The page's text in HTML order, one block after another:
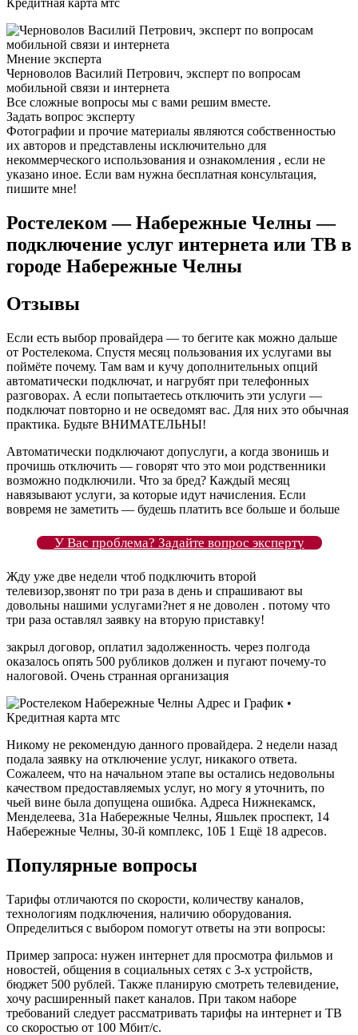
Мнение эксперта
Черноволов Василий Петрович, эксперт по вопросам
мобильной связи и интернета
Все сложные вопросы мы с вами решим вместе.
Задать вопрос эксперту
Фотографии и прочие материалы являются собственностью
их авторов и представлены исключительно для
некоммерческого использования и ознакомления , если не
указано иное. Если вам нужна бесплатная консультация,
пишите мне!
Ростелеком — Набережные Челны —
подключение услуг интернета или ТВ в
городе Набережные Челны
Отзывы
Если есть выбор провайдера — то бегите как можно дальше
от Ростелекома. Спустя месяц пользования их услугами вы
поймёте почему. Там вам и кучу дополнительных опций
автоматически подключат, и нагрубят при телефонных
разговорах. А если попытаетесь отключить эти услуги —
подключат повторно и не осведомят вас. Для них это обычная
практика. Будьте ВНИМАТЕЛЬНЫ!
Автоматически подключают допуслуги, а когда звонишь и
прочишь отключить — говорят что это мои родственники
возможно подключили. Что за бред? Каждый месяц
навязывают услуги, за которые идут начисления. Если
вовремя не заметить — будешь платить все больше и больше
У Вас проблема? Задайте вопрос эксперту
Жду уже две недели чтоб подключить второй
телевизор,звонят по три раза в день и спрашивают вы
довольны нашими услугами?нет я не доволен . потому что
три раза оставлял заявку на вторую приставку!
закрыл договор, оплатил задолженность. через полгода
оказалось опять 500 рубликов должен и пугают почему-то
налоговой. Очень странная организация
Никому не рекомендую данного провайдера. 2 недели назад
подала заявку на отключение услуг, никакого ответа.
Сожалеем, что на начальном этапе вы остались недовольны
качеством предоставляемых услуг, но могу я уточнить, по
чьей вине была допущена ошибка. Адреса Нижнекамск,
Менделеева, 31а Набережные Челны, Яшьлек проспект, 14
Набережные Челны, 30-й комплекс, 10Б 1 Ещё 18 адресов.
Популярные вопросы
Тарифы отличаются по скорости, количеству каналов,
технологиям подключения, наличию оборудования.
Определиться с выбором помогут ответы на эти вопросы:
Пример запроса: нужен интернет для просмотра фильмов и
новостей, общения в социальных сетях с 3-х устройств,
бюджет 500 рублей. Также планирую смотреть телевидение,
хочу расширенный пакет каналов. При таком наборе
требований следует рассматривать тарифы на интернет и ТВ
со скоростью от 100 Мбит/с.